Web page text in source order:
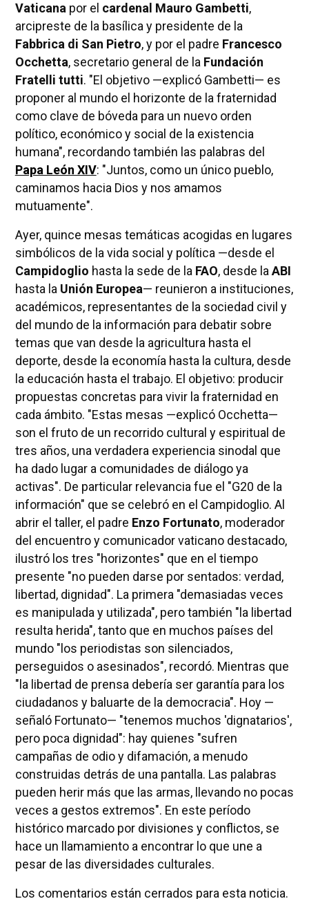
Vaticanapor el cardenal Mauro Gambetti,
arcipreste de la basílica y presidente de la
Fabbrica di San Pietro, y por el padre Francesco
Occhetta, secretario general de la Fundación
Fratelli tutti. "El objetivo —explicó Gambetti— es
proponer al mundo el horizonte de la fraternidad
como clave de bóveda para un nuevo orden
político, económico y social de la existencia
humana", recordando también las palabras del
Papa León XIV: "Juntos, como un único pueblo,
caminamos hacia Dios y nos amamos
mutuamente".
Ayer, quince mesas temáticas acogidas en lugares
simbólicos de la vida social y política —desde el
Campidoglio hasta la sede de la FAO, desde laABI
hasta la Unión Europea— reunieron a instituciones,
académicos, representantes de la sociedad civil y
del mundo de la información para debatir sobre
temas que van desde la agricultura hasta el
deporte, desde la economía hasta la cultura, desde
la educación hasta el trabajo. El objetivo: producir
propuestas concretas para vivir la fraternidad en
cada ámbito. "Estas mesas —explicó Occhetta—
son el fruto de un recorrido cultural y espiritual de
tres años, una verdadera experiencia sinodal que
ha dado lugar a comunidades de diálogo ya
activas". De particular relevancia fue el "G20 de la
información" que se celebró en el Campidoglio. Al
abrir el taller, el padre Enzo Fortunato, moderador
del encuentro y comunicador vaticano destacado,
ilustró los tres "horizontes" que en el tiempo
presente "no pueden darse por sentados: verdad,
libertad, dignidad". La primera "demasiadas veces
es manipulada y utilizada", pero también "la libertad
resulta herida", tanto que en muchos países del
mundo "los periodistas son silenciados,
perseguidos o asesinados", recordó. Mientras que
"la libertad de prensa debería ser garantía para los
ciudadanos y baluarte de la democracia". Hoy —
señaló Fortunato— "tenemos muchos 'dignatarios',
pero poca dignidad": hay quienes "sufren
campañas de odio y difamación, a menudo
construidas detrás de una pantalla. Las palabras
pueden herir más que las armas, llevando no pocas
veces a gestos extremos". En este período
histórico marcado por divisiones y conflictos, se
hace un llamamiento a encontrar lo que une a
pesar de las diversidades culturales.
Los comentarios están cerrados para esta noticia.